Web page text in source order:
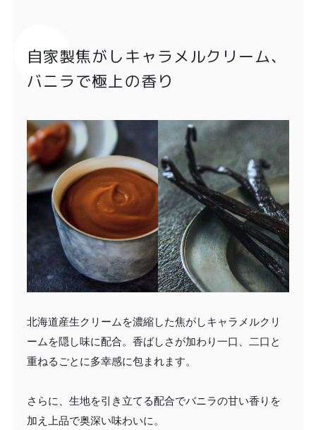
自家製焦がしキャラメルクリーム、
バニラで極上の香り
北海道産生クリームを濃縮した焦がしキャラメルクリ
ームを隠し味に配合。香ばしさが加わり一口、二口と
重ねるごとに多幸感に包まれます。
さらに、生地を引き立てる配合でバニラの甘い香りを
加え上品で奥深い味わいに。